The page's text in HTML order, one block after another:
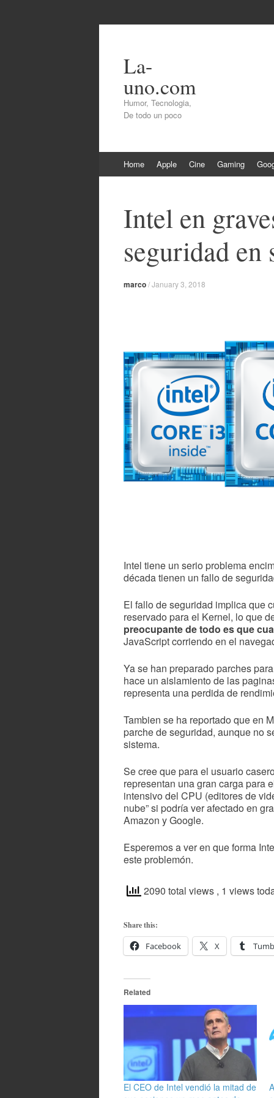
La-
uno.com
Humor, Tecnologia,
De todo un poco
to
Home Apple Cine Gaming
Intel en
seguridad en
marco/January 3, 2018
Intel tiene un serio problema
década tienen un fallo de
El fallo de seguridad implica que
reservado para el Kernel, lo que
preocupante de todo es que
JavaScript corriendo en el
Ya se han preparado parches
hace un aislamiento de las
representa una perdida de
Tambien se ha reportado que en
parche de seguridad, aunque no
sistema.
Se cree que para el usuario
representan una gran carga para
intensivo del CPU (editores de
nube” si podría ver afectado en
Amazon y Google.
Esperemos a ver en que forma
este problemón.
2090 total views , 1 views
Share this:
Facebook X
Related
El CEO de Intel vendió la mitad de